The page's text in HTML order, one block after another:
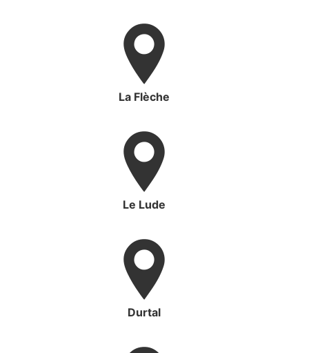
La Flèche
Le Lude
Durtal